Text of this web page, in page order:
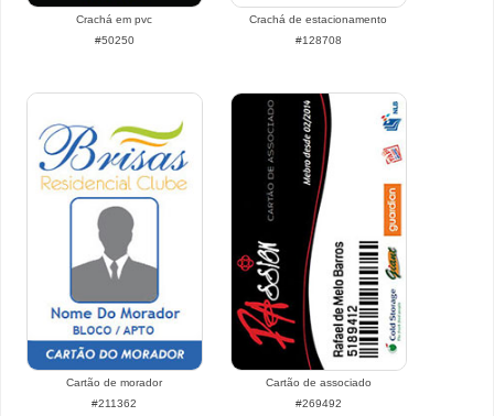
Crachá em pvc
#50250
Crachá de estacionamento
#128708
Cartão de morador
#211362
Cartão de associado
#269492